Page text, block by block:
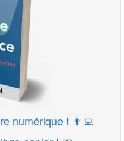
numérique ! 👨‍💻